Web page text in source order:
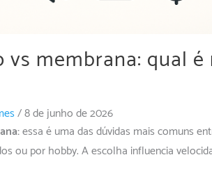
membrana: qual
/8 de junho de 2026
essa é uma das dúvidas mais comuns
ou por hobby. A escolha influencia